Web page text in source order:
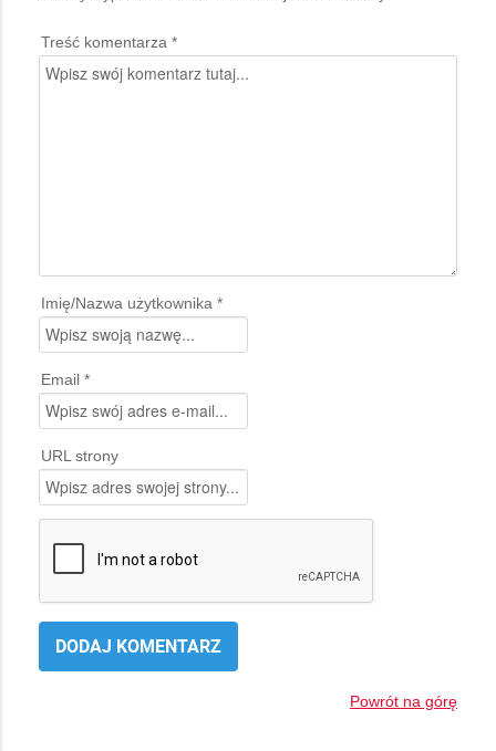
Treść komentarza *
Imię/Nazwa użytkownika *
Email *
URL strony
Powrót na górę